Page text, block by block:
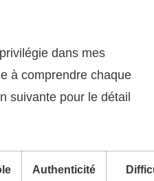
dans mes
à comprendre chaque
suivante pour le détail
Authenticité